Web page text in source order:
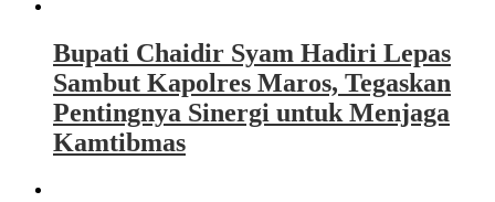
Bupati Chaidir Syam Hadiri Lepas
Sambut Kapolres Maros, Tegaskan
Pentingnya Sinergi untuk Menjaga
Kamtibmas